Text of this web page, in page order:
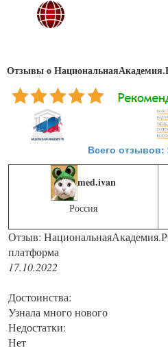
Отзывы о
Всего отзывов:
med.ivan
Россия
Отзыв:
платформа
17.10.2022
Достоинства:
Узнала много нового
Недостатки:
Нет